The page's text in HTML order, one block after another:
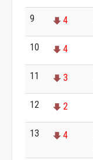
9 4
10 4
11 3
12 2
13 4